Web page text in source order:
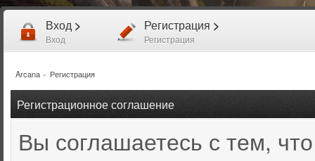
Вход >
Вход
Регистрация >
Регистрация
Arcana» Регистрация
Регистрационное соглашение
Вы соглашаетесь с тем,